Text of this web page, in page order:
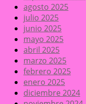
agosto 2025
julio 2025
junio 2025
mayo 2025
abril 2025
marzo 2025
febrero 2025
enero 2025
diciembre 2024